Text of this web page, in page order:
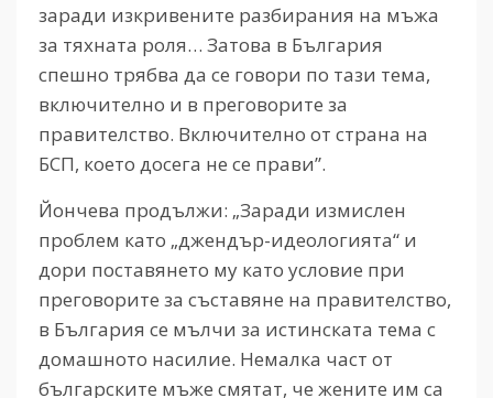
заради изкривените разбирания на мъжа
за тяхната роля… Затова в България
спешно трябва да се говори по тази тема,
включително и в преговорите за
правителство. Включително от страна на
БСП, което досега не се прави”.
Йончева продължи: „Заради измислен
проблем като „джендър-идеологията“ и
дори поставянето му като условие при
преговорите за съставяне на правителство,
в България се мълчи за истинската тема с
домашното насилие. Немалка част от
българските мъже смятат, че жените им са